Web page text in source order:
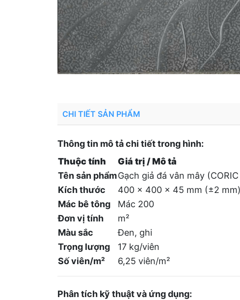
CHI TIẾT SẢN PHẨM
Thông tin mô tả chi tiết trong hình:
Thuộc tính
Giá trị / Mô tả
Tên sản phẩmGạch giả đá vân mây
Kích thước
400 × 400 × 45 mm (±2 mm)
Mác bê tông
Mác 200
Đơn vị tính
m²
Màu sắc
Đen, ghi
Trọng lượng
17 kg/viên
Số viên/m²
6,25 viên/m²
Phân tích kỹ thuật và ứng dụng: